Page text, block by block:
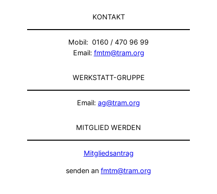
KONTAKT
Mobil: 0160 / 470 96 99
Email: fmtm@tram.org
WERKSTATT-GRUPPE
Email: ag@tram.org
MITGLIED WERDEN
Mitgliedsantrag
senden an fmtm@tram.org